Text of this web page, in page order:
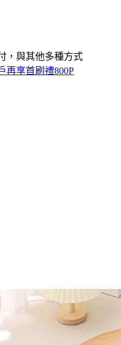
，與其他多種方式
再享首刷禮800P